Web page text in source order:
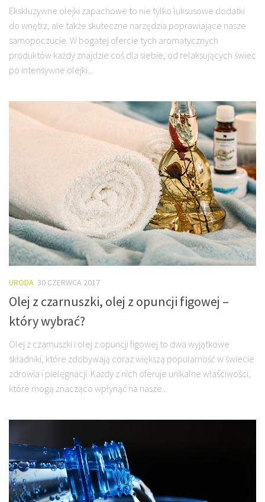
Ekskluzywne olejki zapachowe to nie tylko luksusowe dodatki
do wnętrz, ale także skuteczne narzędzia poprawiające nasze
samopoczucie. W bogatej ofercie tych aromatycznych
produktów każdy znajdzie coś dla siebie, od relaksujących świec
po intensywne olejki...
URODA 30 CZERWCA 2017
Olej z czarnuszki, olej z opuncji figowej –
który wybrać?
Olej z czarnuszki i olej z opuncji figowej to dwa wyjątkowe
składniki, które zdobywają coraz większą popularność w świecie
zdrowia i pielęgnacji. Każdy z nich oferuje unikalne właściwości,
które mogą znacząco wpłynąć na nasze...